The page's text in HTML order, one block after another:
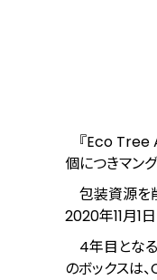
『Eco Tree
個につきマン
包装資源を
2020年11月1
4年目とな
のボックスは